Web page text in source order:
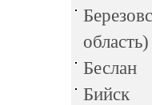
область)
Беслан
Бийск